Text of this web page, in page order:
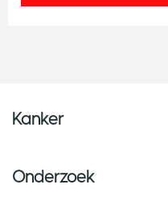
Kanker
Onderzoek